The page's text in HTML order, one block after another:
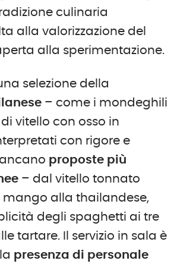
culinaria
alla valorizzazione del
alla sperimentazione.
selezione della
– come i mondeghili
vitello con osso in
con rigore e
proposte più
– dal vitello tonnato
mango alla thailandese,
degli spaghetti ai tre
tartare. Il servizio in sala è
presenza di personale